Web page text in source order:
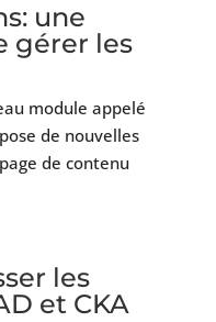
une
gérer les
module appelé
de nouvelles
de contenu
les
et CKA